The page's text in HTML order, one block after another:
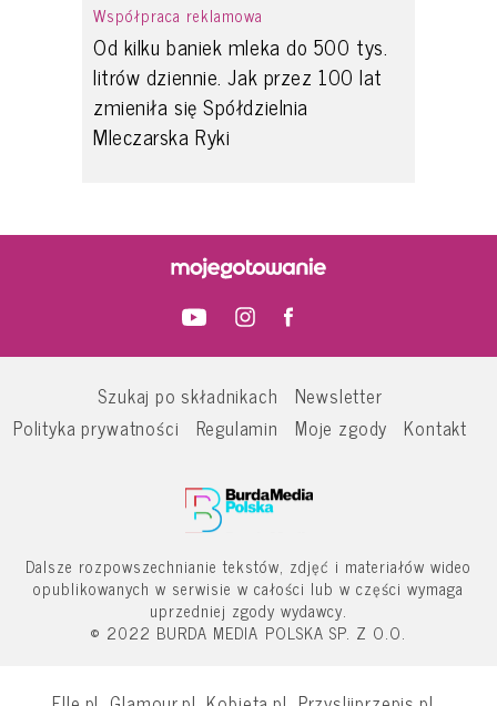
Współpraca reklamowa
Od kilku baniek mleka do 500 tys.
litrów dziennie. Jak przez 100 lat
zmieniła się Spółdzielnia
Mleczarska Ryki
Szukaj po składnikach
Newsletter
Polityka prywatności
Regulamin Moje zgody Kontakt
Dalsze rozpowszechnianie tekstów, zdjęć i materiałów wideo
opublikowanych w serwisie w całości lub w części wymaga
uprzedniej zgody wydawcy.
© 2022 BURDA MEDIA POLSKA SP. Z O.O.